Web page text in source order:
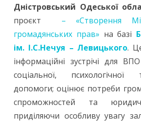
Дністровський Одеської
проєкт – «Створення
громадянських прав» на базі
ім. І.С.Нечуя – Левицького.
інформаційні зустрічі для
соціальної,
допомоги; оцінює потреби
спроможностей та
приділяючи особливу увагу